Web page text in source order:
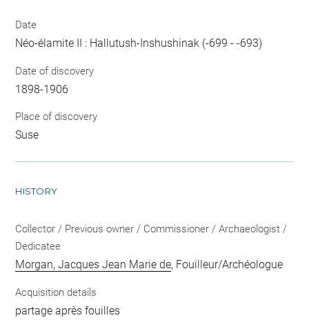
Date
Néo-élamite II : Hallutush-Inshushinak (-699 - -693)
Date of discovery
1898-1906
Place of discovery
Suse
HISTORY
Collector / Previous owner / Commissioner / Archaeologist /
Dedicatee
Morgan, Jacques Jean Marie de, Fouilleur/Archéologue
Acquisition details
partage après fouilles